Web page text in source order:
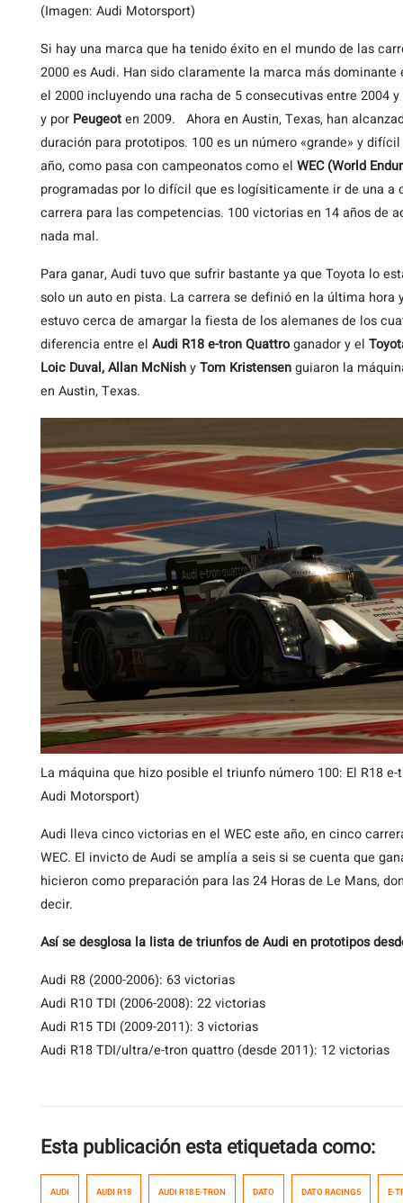
(Imagen: Audi Motorsport)
Si hay una marca que ha tenido éxito en el mundo de las
2000 es Audi. Han sido claramente la marca más
el 2000 incluyendo una racha de 5 consecutivas entre 2004
y por Peugeoten 2009. Ahora en Austin, Texas, han
duración para prototipos. 100 es un número «grande» y
año, como pasa con campeonatos como el WEC (World
programadas por lo difícil que es logísiticamente ir de una
carrera para las competencias. 100 victorias en 14 años de
nada mal.
Para ganar, Audi tuvo que sufrir bastante ya que Toyota lo
solo un auto en pista. La carrera se definió en la última hora
estuvo cerca de amargar la fiesta de los alemanes de los
diferencia entre el Audi R18 e-tron Quattroganador y el
Loic Duval, Allan McNishyTom Kristensenguiaron la
en Austin, Texas.
La máquina que hizo posible el triunfo número 100: El R18
Audi Motorsport)
Audi lleva cinco victorias en el WEC este año, en cinco
WEC. El invicto de Audi se amplía a seis si se cuenta que
hicieron como preparación para las 24 Horas de Le Mans,
decir.
Así se desglosa la lista de triunfos de Audi en prototipos
Audi R8 (2000-2006): 63 victorias
Audi R10 TDI (2006-2008): 22 victorias
Audi R15 TDI (2009-2011): 3 victorias
Audi R18 TDI/ultra/e-tron quattro (desde 2011): 12 victorias
Esta publicación esta etiquetada como:
AUDI AUDI R18 AUDI R18 E-TRON DATO DATO RACING5 E-